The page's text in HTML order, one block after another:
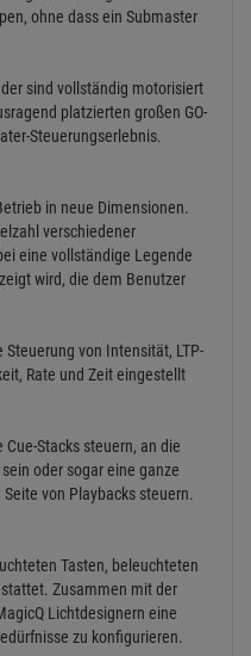
ohne dass ein Submaster
sind vollständig motorisiert
platzierten großen GO-
Steuerungserlebnis.
in neue Dimensionen.
verschiedener
eine vollständige Legende
wird, die dem Benutzer
Steuerung von Intensität, LTP-
Rate und Zeit eingestellt
Stacks steuern, an die
oder sogar eine ganze
von Playbacks steuern.
Tasten, beleuchteten
Zusammen mit der
Lichtdesignern eine
zu konfigurieren.